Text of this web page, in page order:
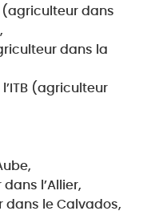
dans
dans la
(agriculteur
l’Allier,
dans le Calvados,